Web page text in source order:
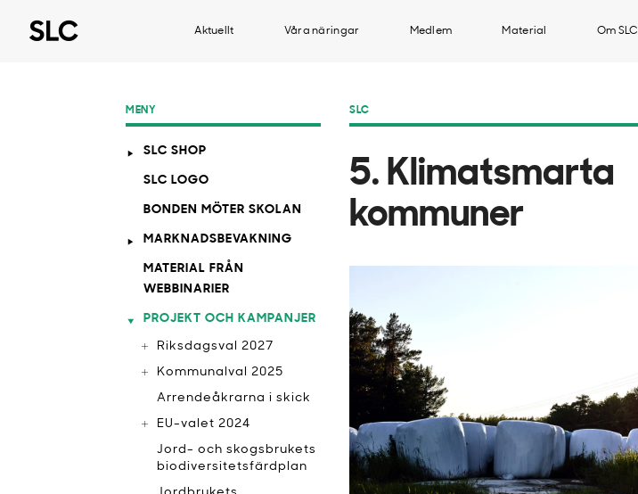
Aktuellt Våra näringar Medlem Material Om SLC
SLC
5. Klimatsmarta
kommuner
MENY
SLC SHOP
SLC LOGO
BONDEN MÖTER SKOLAN
MARKNADSBEVAKNING
MATERIAL FRÅN
WEBBINARIER
PROJEKT OCH KAMPANJER
Riksdagsval 2027
Kommunalval 2025
Arrendeåkrarna i skick
EU-valet 2024
Jord- och skogsbrukets
biodiversitetsfärdplan